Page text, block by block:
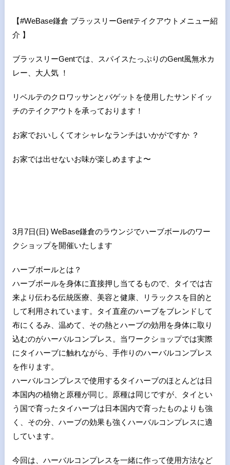
【#WeBase鎌倉 ブラッスリーGentテイクアウトメニュー紹
介 】
ブラッスリーGentでは、スパイスたっぷりのGent風無水カ
レー、大人気 ！
リベルテのクロワッサンとバゲットを使用したサンドイッ
チのテイクアウトを承っております！
お家でおいしくてオシャレなランチはいかがですか ？
お家では出せないお味が楽しめますよ〜
3月7日(日) WeBase鎌倉のラウンジでハーブボールのワー
クショップを開催いたします
ハーブボールとは？
ハーブボールを身体に直接押し当てるもので、タイでは古
来より伝わる伝統医療、美容と健康、リラックスを目的と
して利用されています。タイ直産のハーブをブレンドして
布にくるみ、温めて、その熱とハーブの効用を身体に取り
込むのがハーバルコンプレス。当ワークショップでは実際
にタイハーブに触れながら、手作りのハーバルコンプレス
を作ります。
ハーバルコンプレスで使用するタイハーブのほとんどは日
本国内の植物と原種が同じ。原種は同じですが、タイとい
う国で育ったタイハーブは日本国内で育ったものよりも強
く、その分、ハーブの効果も強くハーバルコンプレスに適
しています。
今回は、ハーバルコンプレスを一緒に作って使用方法など